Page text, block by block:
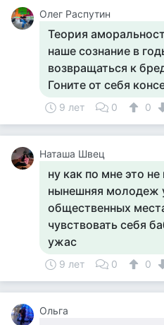
Олег Распутин
Теория
наше сознание в
возвращаться к
Гоните от себя
9 лет 0 0
Наташа Швец
ну как по мне это
нынешняя молодеж
общественных
чувствовать себя
ужас
9 лет 0 0
Ольга